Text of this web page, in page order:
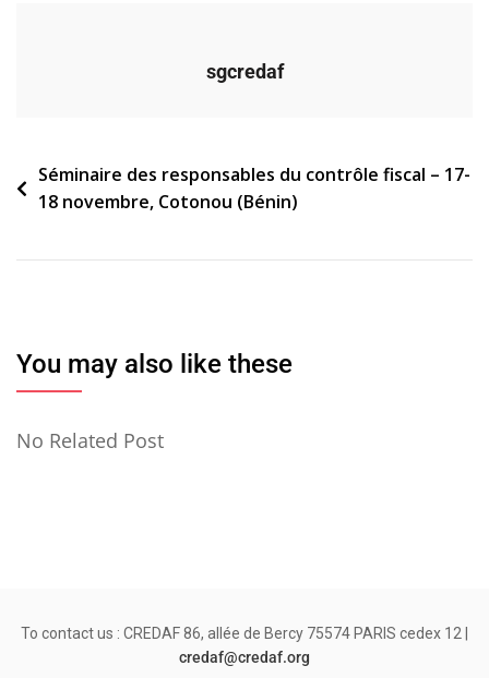
sgcredaf
Navigation
de
Séminaire des responsables du contrôle fiscal – 17-
18 novembre, Cotonou (Bénin)
You may also like these
No Related Post
To contact us : CREDAF 86, allée de Bercy 75574 PARIS cedex 12 |
credaf@credaf.org